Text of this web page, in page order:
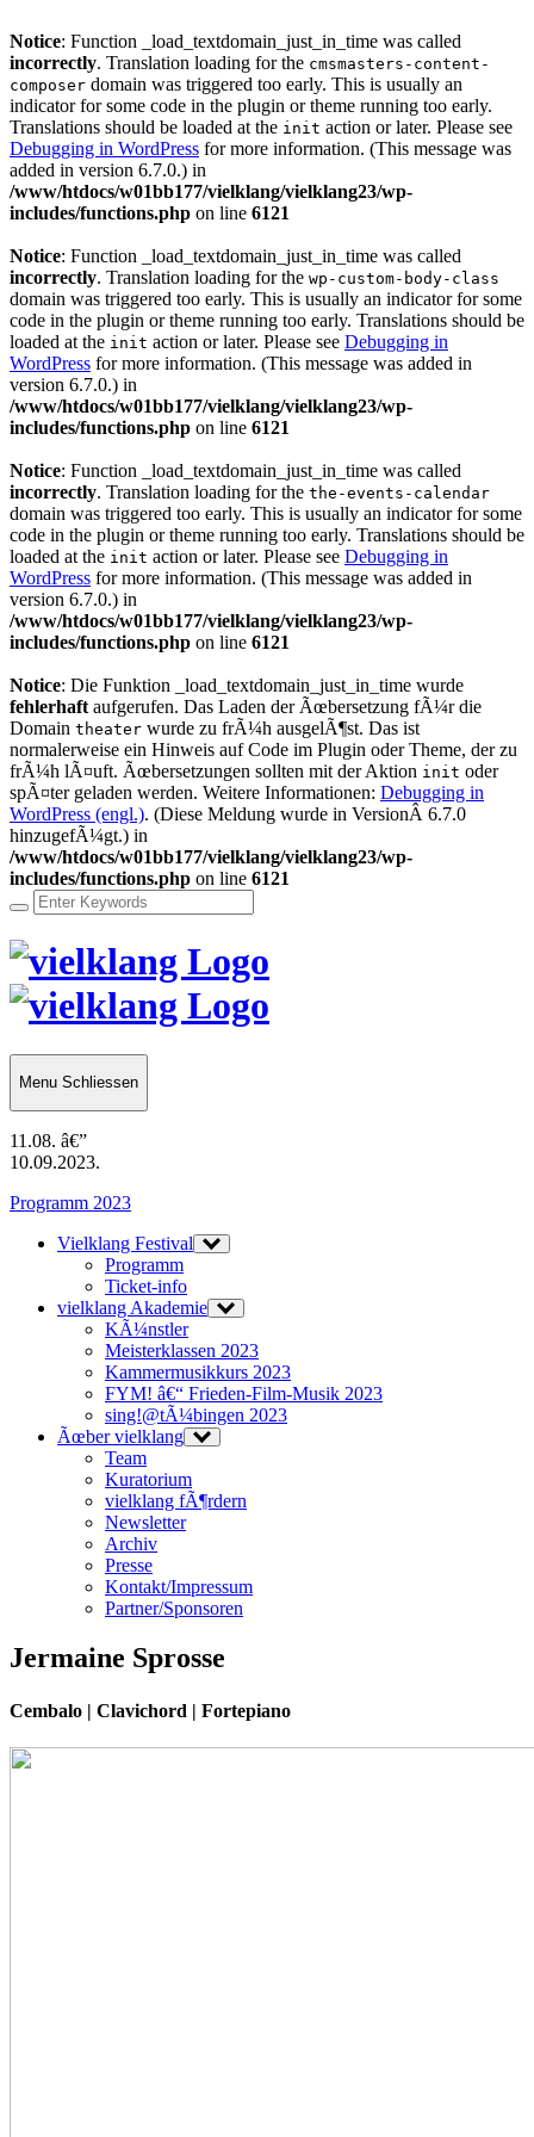
Notice: Function _load_textdomain_just_in_time was called
incorrectly. Translation loading for the cmsmasters-content-
composer domain was triggered too early. This is usually an
indicator for some code in the plugin or theme running too early.
Translations should be loaded at the init action or later. Please see
Debugging in WordPress for more information. (This message was
added in version 6.7.0.) in
/www/htdocs/w01bb177/vielklang/vielklang23/wp-
includes/functions.php on line 6121
Notice: Function _load_textdomain_just_in_time was called
incorrectly. Translation loading for the wp-custom-body-class
domain was triggered too early. This is usually an indicator for some
code in the plugin or theme running too early. Translations should be
loaded at the init action or later. Please see Debugging in
WordPress for more information. (This message was added in
version 6.7.0.) in
/www/htdocs/w01bb177/vielklang/vielklang23/wp-
includes/functions.php on line 6121
Notice: Function _load_textdomain_just_in_time was called
incorrectly. Translation loading for the the-events-calendar
domain was triggered too early. This is usually an indicator for some
code in the plugin or theme running too early. Translations should be
loaded at the init action or later. Please see Debugging in
WordPress for more information. (This message was added in
version 6.7.0.) in
/www/htdocs/w01bb177/vielklang/vielklang23/wp-
includes/functions.php on line 6121
Notice: Die Funktion _load_textdomain_just_in_time wurde
fehlerhaft aufgerufen. Das Laden der Ãœbersetzung fÃ¼r die
Domain theater wurde zu frÃ¼h ausgelÃ¶st. Das ist
normalerweise ein Hinweis auf Code im Plugin oder Theme, der zu
frÃ¼h lÃ¤uft. Ãœbersetzungen sollten mit der Aktion init oder
spÃ¤ter geladen werden. Weitere Informationen: Debugging in
WordPress (engl.). (Diese Meldung wurde in VersionÂ 6.7.0
hinzugefÃ¼gt.) in
/www/htdocs/w01bb177/vielklang/vielklang23/wp-
includes/functions.php on line 6121
Menu Schliessen
11.08. â€”
10.09.2023.
Programm 2023
Vielklang Festival
Programm
Ticket-info
vielklang Akademie
KÃ¼nstler
Meisterklassen 2023
Kammermusikkurs 2023
FYM! â€“ Frieden-Film-Musik 2023
sing!@tÃ¼bingen 2023
Ãœber vielklang
Team
Kuratorium
vielklang fÃ¶rdern
Newsletter
Archiv
Presse
Kontakt/Impressum
Partner/Sponsoren
Jermaine Sprosse
Cembalo | Clavichord | Fortepiano